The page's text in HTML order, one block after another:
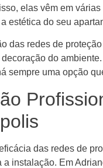
elas vêm em
estética do seu
das redes de
do
sempre uma opção
das redes de
a instalação. Em